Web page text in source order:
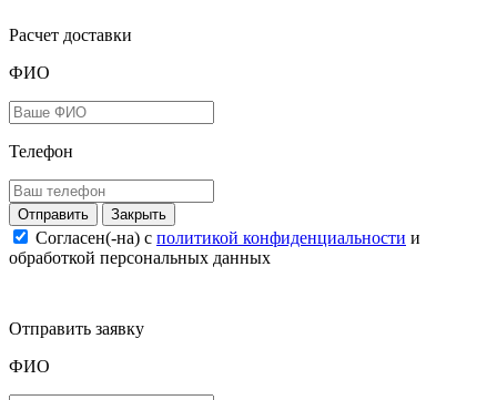
Расчет доставки
ФИО
Телефон
Закрыть
Согласен(-на) c политикой конфиденциальности и
обработкой персональных данных
Отправить заявку
ФИО